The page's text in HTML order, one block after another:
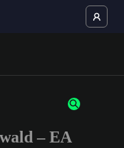
cyfry.– EA